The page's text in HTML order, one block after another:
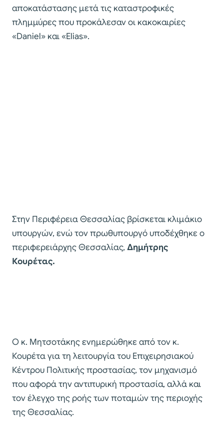
αποκατάστασης μετά τις καταστροφικές
πλημμύρες που προκάλεσαν οι κακοκαιρίες
«Daniel» και «Elias».
Στην Περιφέρεια Θεσσαλίας βρίσκεται κλιμάκιο
υπουργών, ενώ τον πρωθυπουργό υποδέχθηκε ο
περιφερειάρχης Θεσσαλίας, Δημήτρης
Κουρέτας.
Ο κ. Μητσοτάκης ενημερώθηκε από τον κ.
Κουρέτα για τη λειτουργία του Επιχειρησιακού
Κέντρου Πολιτικής προστασίας, τον μηχανισμό
που αφορά την αντιπυρική προστασία, αλλά και
τον έλεγχο της ροής των ποταμών της περιοχής
της Θεσσαλίας.